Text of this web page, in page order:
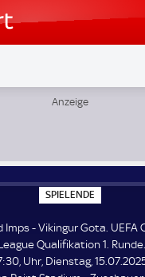
SPIELENDE
P
E
E
N
D
Imps - Vikingur Gota. UEFA
Qualifikation 1. Runde.
Uhr, Dienstag,